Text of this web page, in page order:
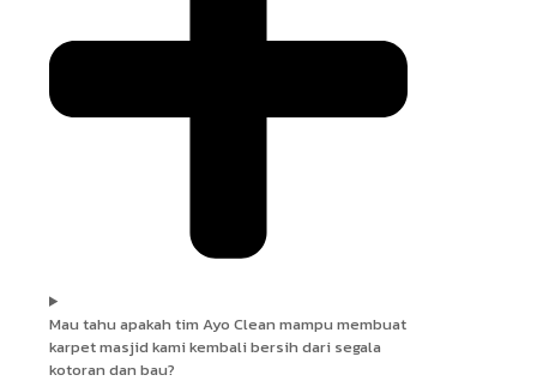
Mau tahu apakah tim Ayo Clean mampu membuat
karpet masjid kami kembali bersih dari segala
kotoran dan bau?